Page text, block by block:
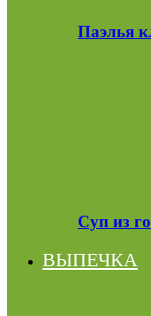
Паэлья
Суп из
ВЫПЕЧКА